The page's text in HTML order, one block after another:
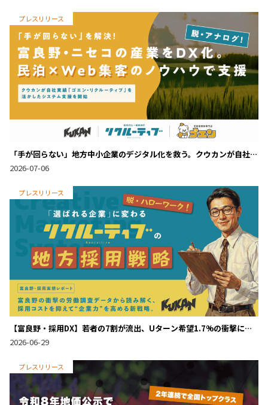
プレスリリース
「手が回らない」地方中小企業のデジタル化を救う。クウカンが自社
DX実績（ゴエン・リクルーティブ）を武器に仕掛ける伴走型Web・シ
2026-07-06
プレスリリース
【富良野・採用DX】若者の7割が流出、Uターン希望1.7%の衝撃に挑
む地方採用新戦略
2026-06-29
プレスリリース